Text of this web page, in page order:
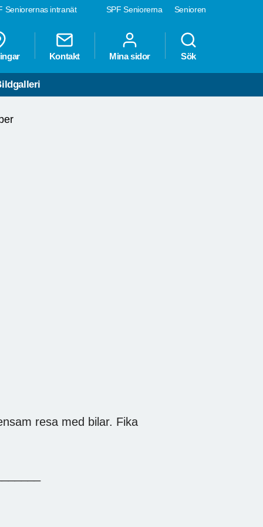
SPF Seniorerna Senioren
Seniorernas intranät
Kontakt Mina sidor Sök
resa med bilar. Fika